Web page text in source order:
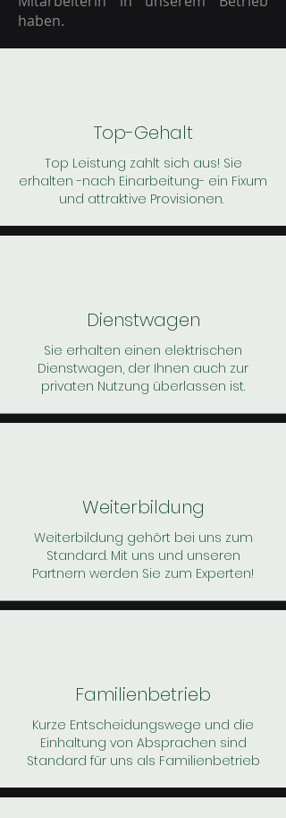
haben.
Top-Gehalt
Top Leistung zahlt sich aus! Sie
erhalten -nach Einarbeitung- ein Fixum
und attraktive Provisionen.
Dienstwagen
Sie erhalten einen elektrischen
Dienstwagen, der Ihnen auch zur
privaten Nutzung überlassen ist.
Weiterbildung
Weiterbildung gehört bei uns zum
Standard. Mit uns und unseren
Partnern werden Sie zum Experten!
Familienbetrieb
Kurze Entscheidungswege und die
Einhaltung von Absprachen sind
Standard für uns als Familienbetrieb